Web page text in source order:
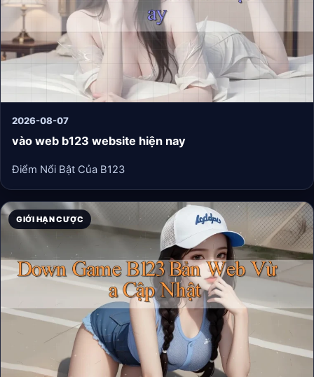
2026-08-07
vào web b123 website hiện nay
Điểm Nổi Bật Của B123
GIỚI HẠN CƯỢC